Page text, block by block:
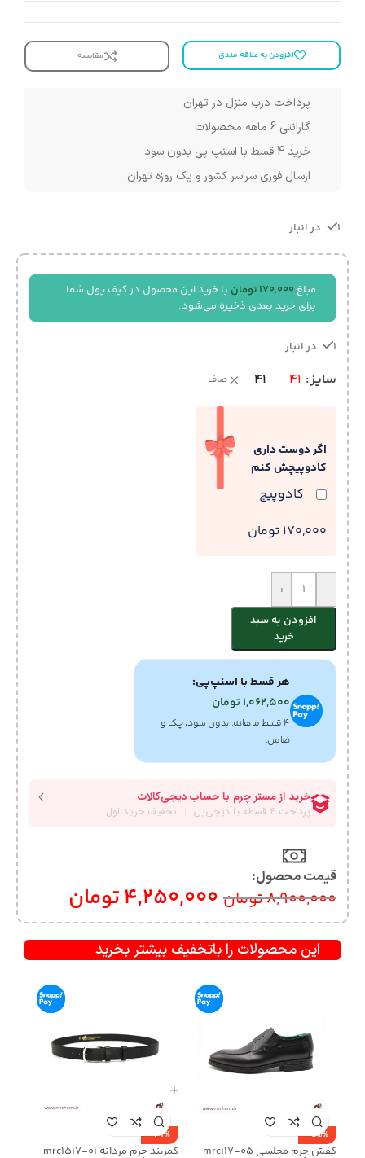
افزودن به علاقه مندی مقایسه
پرداخت درب منزل در تهران
گارانتی 6 ماهه محصولات
خرید 4 قسط با اسنپ پی بدون سود
ارسال فوری سراسر کشور و یک روزه تهران
1 در انبار
مبلغ 170,000 تومان با خرید این محصول در کیف پول شما
برای خرید بعدی ذخیره می‌شود.
1 در انبار
سایز 41
41 صاف
اگر دوست داری
کادوپیچش کنم
کادوپیچ
170,000 تومان
-
+
افزودن به سبد
خرید
هر قسط با اسنپ‌پی:
1,062,500تومان
۴ قسط ماهانه. بدون سود، چک و
ضامن.
قیمت محصول:​
8,900,000تومان 4,250,000تومان
این محصولات را باتخفیف بیشتر بخرید
-55%
کفش چرم مجلسی mrc117-05
-47%
کمربند چرم مردانه mrc1517-01